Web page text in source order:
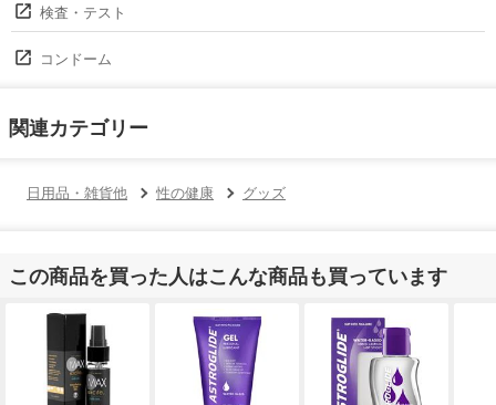
検査・テスト
コンドーム
関連カテゴリー
日用品・雑貨他 性の健康 グッズ
この商品を買った人はこんな商品も買っています